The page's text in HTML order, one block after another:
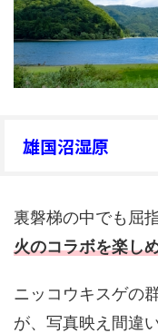
雄国沼湿原
裏磐梯の中でも屈
火のコラボを楽し
ニッコウキスゲの
が、写真映え間違い